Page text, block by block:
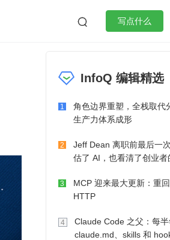
 写点什么
微服务架构 flutter
InfoQ 编辑精选
1
角色边界重塑，全栈取代
生产力体系成形
2
Jeff Dean 离职前最后一
估了 AI，也看清了创业者
3
MCP 迎来最大更新：重
HTTP
4
Claude Code 之父：每
claude.md、skills 和